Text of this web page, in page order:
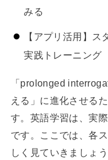
みる
【アプリ活用】
実践トレーニング
「prolonged
える」に進化させる
す。英語学習は、実
です。ここでは、各
しく見ていきましょう